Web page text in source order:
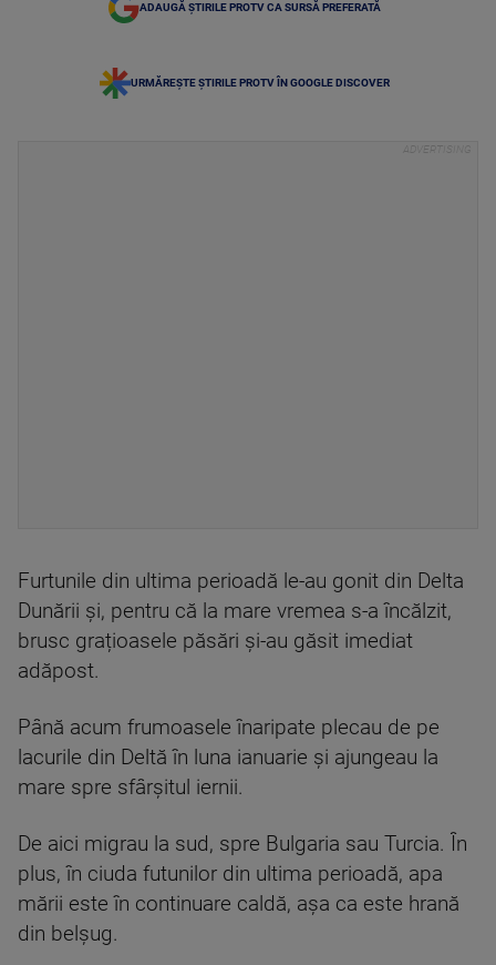
ADAUGĂ ȘTIRILE PROTV CA SURSĂ PREFERATĂ
URMĂREȘTE ȘTIRILE PROTV ÎN GOOGLE DISCOVER
Furtunile din ultima perioadă le-au gonit din Delta
Dunării și, pentru că la mare vremea s-a încălzit,
brusc grațioasele păsări și-au găsit imediat
adăpost.
Până acum frumoasele înaripate plecau de pe
lacurile din Deltă în luna ianuarie și ajungeau la
mare spre sfârșitul iernii.
De aici migrau la sud, spre Bulgaria sau Turcia. În
plus, în ciuda futunilor din ultima perioadă, apa
mării este în continuare caldă, așa ca este hrană
din belșug.